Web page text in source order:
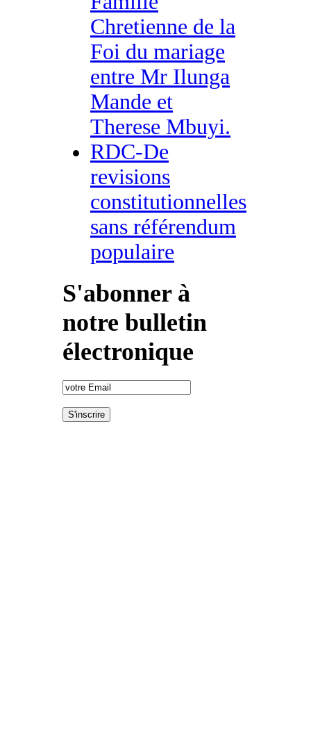
Chretienne de la
Foi du mariage
entre Mr Ilunga
Mande et
Therese Mbuyi.
RDC-De
revisions
constitutionnelles
sans référendum
populaire
S'abonner à
notre bulletin
électronique